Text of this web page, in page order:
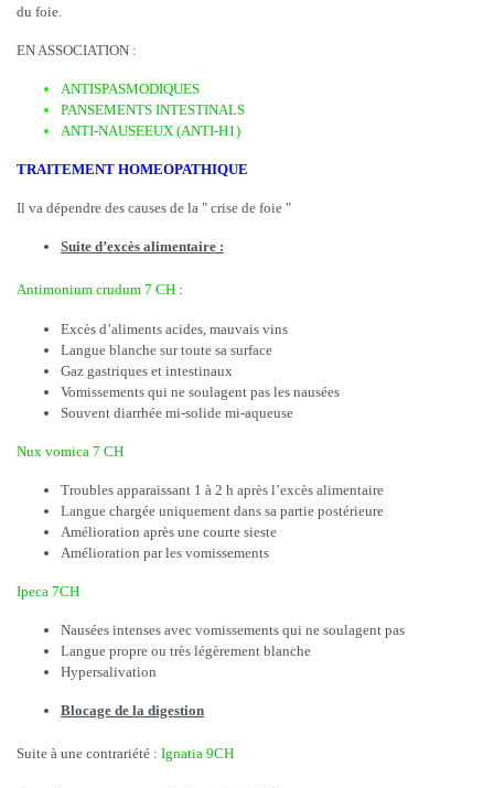
du foie.
EN ASSOCIATION :
ANTISPASMODIQUES
PANSEMENTS INTESTINALS
ANTI-NAUSEEUX (ANTI-H1)
TRAITEMENT HOMEOPATHIQUE
Il va dépendre des causes de la " crise de foie "
Suite d’excès alimentaire :
Antimonium crudum 7 CH :
Excès d’aliments acides, mauvais vins
Langue blanche sur toute sa surface
Gaz gastriques et intestinaux
Vomissements qui ne soulagent pas les nausées
Souvent diarrhée mi-solide mi-aqueuse
Nux vomica 7 CH
Troubles apparaissant 1 à 2 h après l’excès alimentaire
Langue chargée uniquement dans sa partie postérieure
Amélioration après une courte sieste
Amélioration par les vomissements
Ipeca 7CH
Nausées intenses avec vomissements qui ne soulagent pas
Langue propre ou très légèrement blanche
Hypersalivation
Blocage de la digestion
Suite à une contrariété : Ignatia 9CH